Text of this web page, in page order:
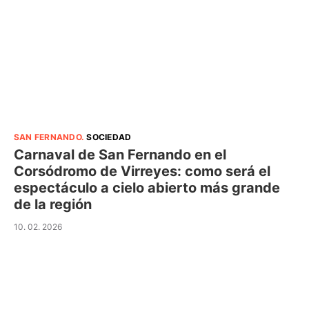
SAN FERNANDO.SOCIEDAD
Carnaval de San Fernando en el
Corsódromo de Virreyes: como será el
espectáculo a cielo abierto más grande
de la región
10. 02. 2026